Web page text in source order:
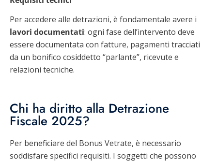
Per accedere alle detrazioni, è fondamentale avere i
lavori documentati: ogni fase dell’intervento deve
essere documentata con fatture, pagamenti tracciati
da un bonifico cosiddetto “parlante”, ricevute e
relazioni tecniche.
Chi ha diritto alla Detrazione
Fiscale 2025?
Per beneficiare del Bonus Vetrate, è necessario
soddisfare specifici requisiti. I soggetti che possono